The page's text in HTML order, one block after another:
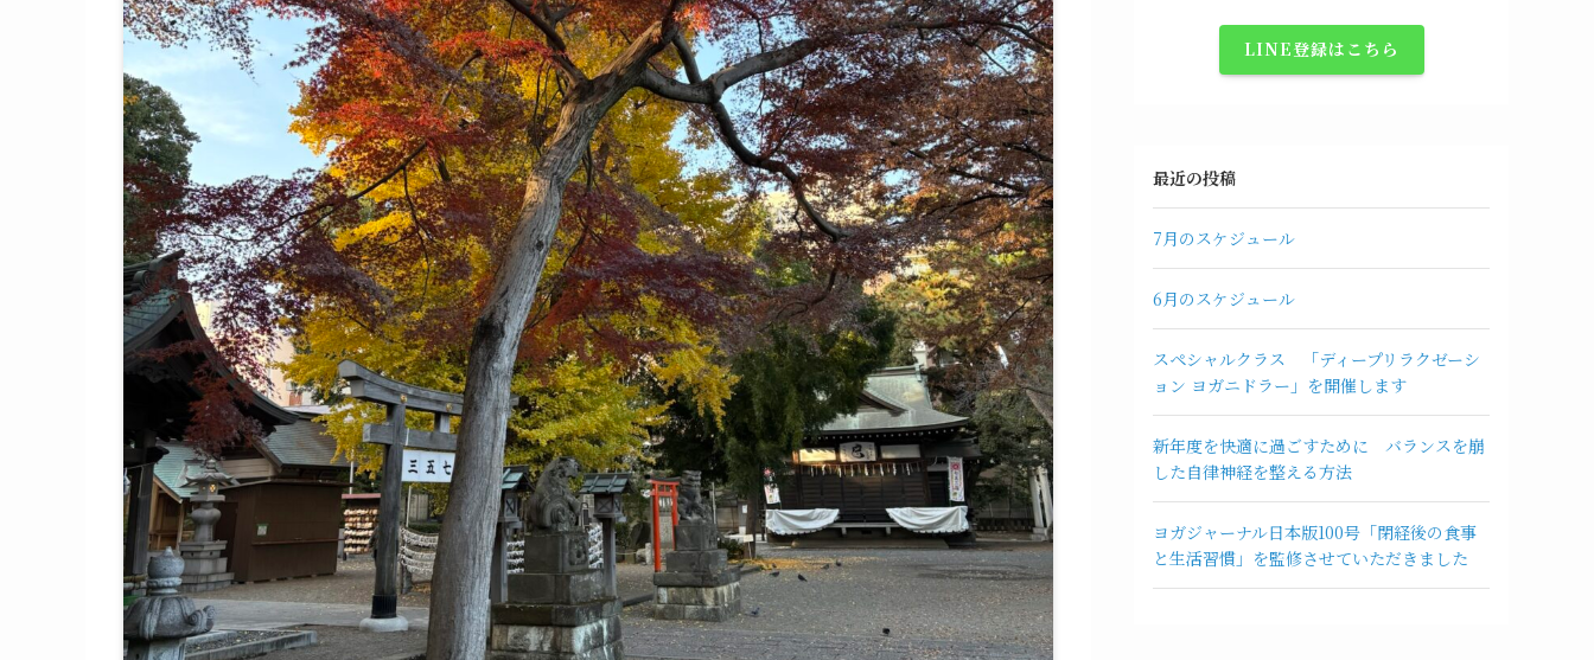
LINE登録はこちら
最近の投稿
7月のスケジュール
6月のスケジュール
スペシャルクラス 「ディープリラクゼーシ
ョン ヨガニドラー」を開催します
新年度を快適に過ごすために バランスを崩
した自律神経を整える方法
ヨガジャーナル日本版100号「閉経後の食事
と生活習慣」を監修させていただきました